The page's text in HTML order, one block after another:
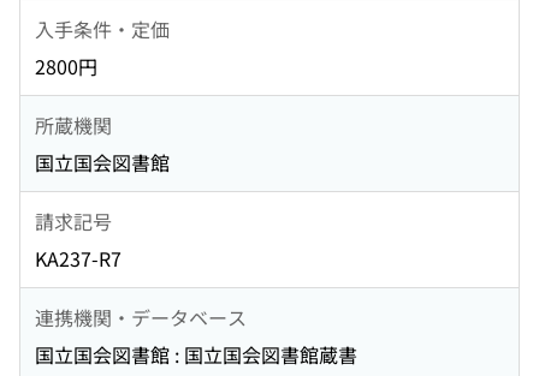
入手条件・定価
2800円
所蔵機関
国立国会図書館
請求記号
KA237-R7
連携機関・データベース
国立国会図書館 : 国立国会図書館蔵書